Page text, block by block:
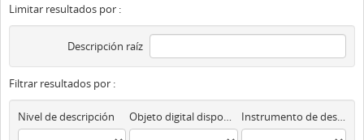
Limitar resultados por :
Descripción raíz
Filtrar resultados por :
Nivel de descripción Objeto digital disponibles Instrumento de descripción